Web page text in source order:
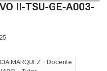
II-TSU-GE-A003-
MARQUEZ - Docente